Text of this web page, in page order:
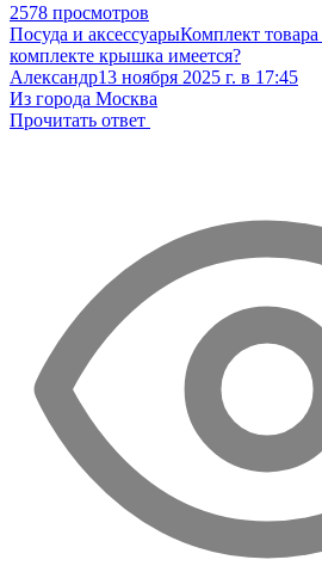
2578 просмотров
Посуда и аксессуарыКомплект товара
комплекте крышка имеется?
Александр13 ноября 2025 г. в 17:45
Из города Москва
Прочитать ответ